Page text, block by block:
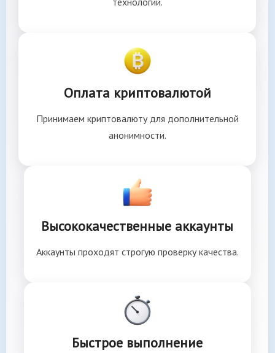
Оплата криптовалютой
Принимаем криптовалюту для дополнительной
анонимности.
Высококачественные аккаунты
Аккаунты проходят строгую проверку качества.
Быстрое выполнение